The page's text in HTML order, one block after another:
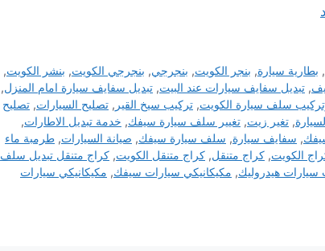
, بطارية سيارة, بنجر الكويت, بنجرجي, بنجرجي الكويت, بنشر الكويت,
, تبديل سفايف سيارات عند البيت, تبديل سفايف سيارة امام المنزل,
سلف سيارة الكويت, تركيب سيخ القير , تصليح السيارات, تصليح
, تغير زيت, تغيير سلف سيارة سيفك, خدمة تبديل الاطارات,
, سفايف سيارة, سلف سيارة سيفك, صيانة السيارات, طرمبة ماء
الكويت, كراج متنقل, كراج متنقل الكويت, كراج متنقل تبديل سلف
سيارات هيدروليك, مكيكانيكي سيارات سيفك, مكيكانيكي سيارات